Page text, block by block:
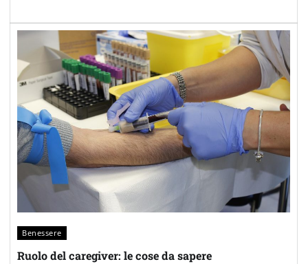
Benessere
Ruolo del caregiver: le cose da sapere